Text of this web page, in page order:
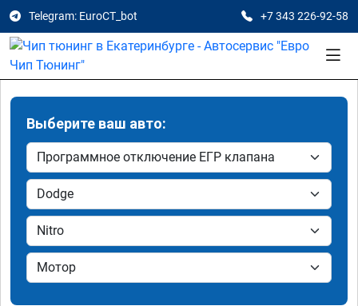
Telegram: EuroCT_bot +7 343 226-92-58
Выберите ваш авто: